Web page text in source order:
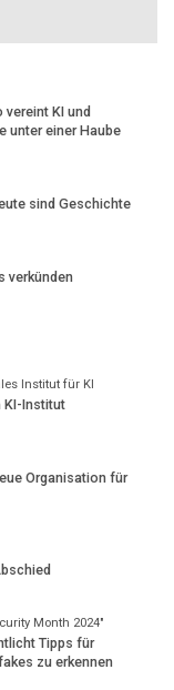
vereint KI und
unter einer Haube
sind Geschichte
verkünden
Institut für KI
KI-Institut
Organisation für
Month 2024"
Tipps für
zu erkennen